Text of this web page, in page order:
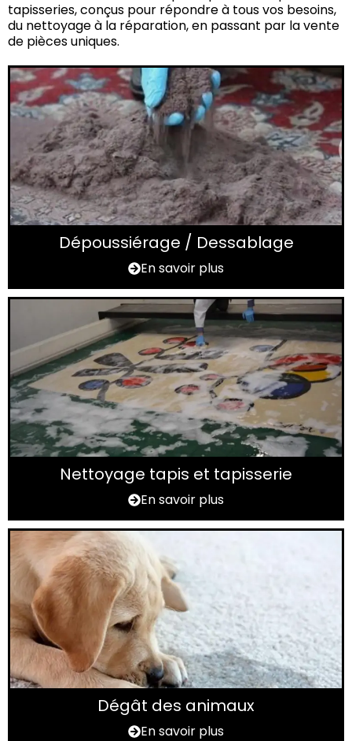
tapisseries, conçus pour répondre à tous vos besoins,
du nettoyage à la réparation, en passant par la vente
de pièces uniques.
Dépoussiérage / Dessablage
En savoir plus
Nettoyage tapis et tapisserie
En savoir plus
Dégât des animaux
En savoir plus